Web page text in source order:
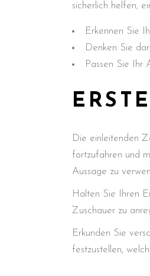
sicherlich helfen,
Erkennen Sie
Denken Sie
Passen Sie Ihr
Die einleitenden
fortzufahren und
Aussage zu
Halten Sie Ihren
Zuschauer zu
Erkunden Sie
festzustellen,